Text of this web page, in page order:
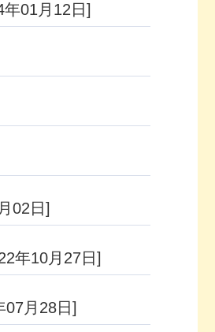
01月12日]
02日]
年10月27日]
月28日]